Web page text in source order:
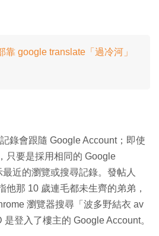
靠 google translate「過冷河」
錄會跟隨 Google Account；即使
只要是採用相同的 Google
近的瀏覽或搜尋記錄。發帖人
他那 10 歲連毛都未生齊的弟弟，
瀏覽器搜尋「波多野結衣 av
登入了樓主的 Google Account。